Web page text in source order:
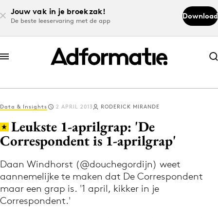
Jouw vak in je broekzak!
De beste leeservaring met de app
Download
Abonneer nu
Abonneer nu
Log in
Download de app
Volg het laatste nieuws via de Adformatie
Nieuws app
Data & Insights 2 APRIL 2013 RODERICK MIRANDE
Leukste 1-aprilgrap: 'De
Correspondent is 1-aprilgrap'
Daan Windhorst (@douchegordijn) weet
aannemelijke te maken dat De Correspondent
maar een grap is. '1 april, kikker in je
Correspondent.'